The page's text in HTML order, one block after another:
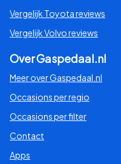
Vergelijk Toyota reviews
Vergelijk Volvo reviews
Over Gaspedaal.nl
Meer over Gaspedaal.nl
Occasions per regio
Occasions per filter
Contact
Apps